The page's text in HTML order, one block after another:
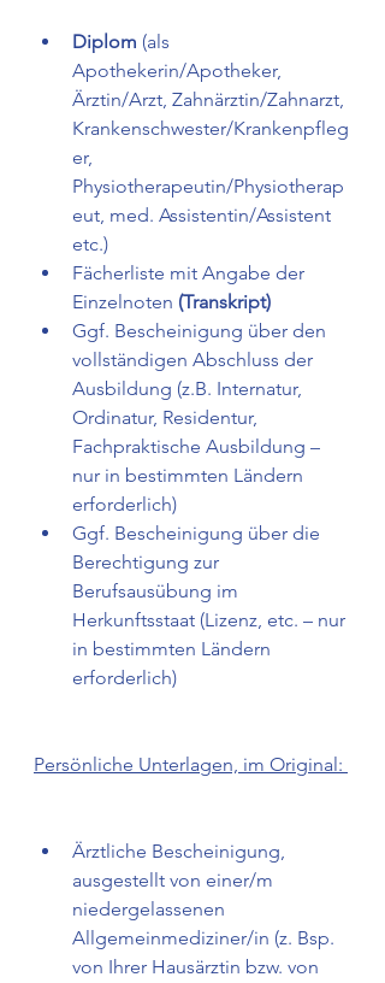
Diplom (als
Apothekerin/Apotheker,
Ärztin/Arzt, Zahnärztin/Zahnarzt,
Krankenschwester/Krankenpfleg
er,
Physiotherapeutin/Physiotherap
eut, med. Assistentin/Assistent
etc.)
Fächerliste mit Angabe der
Einzelnoten (Transkript)
Ggf. Bescheinigung über den
vollständigen Abschluss der
Ausbildung (z.B. Internatur,
Ordinatur, Residentur,
Fachpraktische Ausbildung –
nur in bestimmten Ländern
erforderlich)
Ggf. Bescheinigung über die
Berechtigung zur
Berufsausübung im
Herkunftsstaat (Lizenz, etc. – nur
in bestimmten Ländern
erforderlich)
Persönliche Unterlagen, im Original:
Ärztliche Bescheinigung,
ausgestellt von einer/m
niedergelassenen
Allgemeinmediziner/in (z. Bsp.
von Ihrer Hausärztin bzw. von